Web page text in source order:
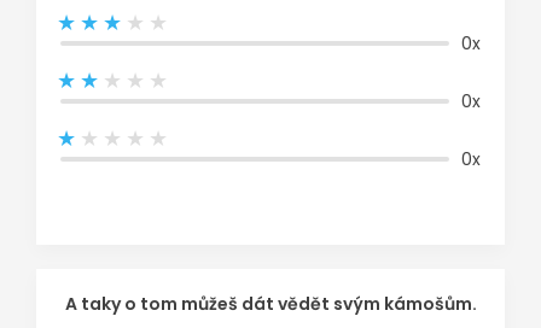
0x
0x
0x
A taky o tom můžeš dát vědět svým kámošům.